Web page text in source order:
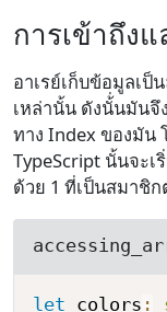
การเข้าถึง
อาเรย์เก็บข้อมูลเป็
เหล่านั้น ดังนั้่นมันจึ
ทาง Index ของมัน
TypeScript นั้นจะ
ด้วย 1 ที่เป็นสมาชิ
let colors :